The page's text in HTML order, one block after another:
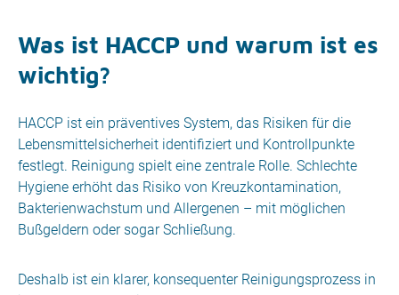
Was ist HACCP und warum ist es
wichtig?
HACCP ist ein präventives System, das Risiken für die
Lebensmittelsicherheit identifiziert und Kontrollpunkte
festlegt. Reinigung spielt eine zentrale Rolle. Schlechte
Hygiene erhöht das Risiko von Kreuzkontamination,
Bakterienwachstum und Allergenen – mit möglichen
Bußgeldern oder sogar Schließung.
Deshalb ist ein klarer, konsequenter Reinigungsprozess in